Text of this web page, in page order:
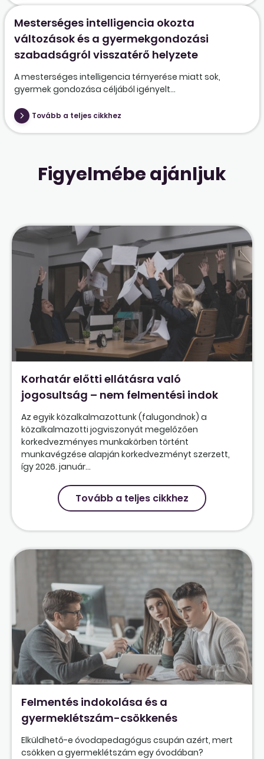
Mesterséges intelligencia okozta
változások és a gyermekgondozási
szabadságról visszatérő helyzete
A mesterséges intelligencia térnyerése miatt sok,
gyermek gondozása céljából igényelt...
Tovább a teljes cikkhez
Figyelmébe ajánljuk
Korhatár előtti ellátásra való
jogosultság – nem felmentési indok
Az egyik közalkalmazottunk (falugondnok) a
közalkalmazotti jogviszonyát megelőzően
korkedvezményes munkakörben történt
munkavégzése alapján korkedvezményt szerzett,
így 2026. január...
Tovább a teljes cikkhez
Felmentés indokolása és a
gyermeklétszám-csökkenés
Elküldhető-e óvodapedagógus csupán azért, mert
csökken a gyermeklétszám egy óvodában?